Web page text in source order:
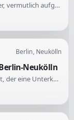
Eine Klimaanlage in Berlin - Mitte verliert Wasser, vermutlich aufgrund eines Problems mit dem Ablaufschlauch. Gesucht wird jemand, der die Ursache prüft und den Schaden fachgerecht behebt.
Berlin, Neukölln
Neukölln
In Berlin-Neukölln wird ein Dachdecker gesucht, der eine Unterkonstruktion für eine Garage erstellen und diese mit Sandwichpanelen decken kann. Die Fläche beträgt ca. 36 qm.